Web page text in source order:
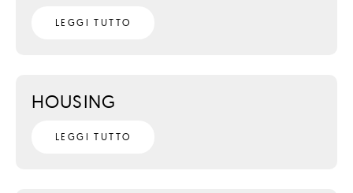
LEGGI TUTTO
HOUSING
LEGGI TUTTO